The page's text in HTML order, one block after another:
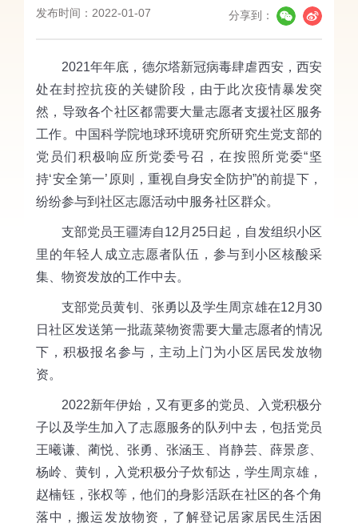
发布时间：2022-01-07 分享到：
2021年年底，德尔塔新冠病毒肆虐西安， 西安
处在封控抗疫的关键阶段，由于此次疫情暴发突
然，导致各个社区都需要大量志愿者支援社区服务
工作。中国科学院地球环境研究所研究生党支部的
党员们积极响应所党委号召，在按照所党委“坚
持‘安全第一’原则，重视自身安全防护”的前提下，
纷纷参与到社区志愿活动中服务社区群众。
支部党员王疆涛自12月25日起，自发组织小区
里的年轻人成立志愿者队伍，参与到小区核酸采
集、物资发放的工作中去。
支部党员黄钊 张勇以及学生周京雄在12月30
日社区发送第一批蔬菜物资需要大量志愿者的情况
下，积极报名参与， 主动 上门 为小区居民发放物
资。
2022新年伊始，又有更多的党员、入党积极分
子以及学生加入了志愿服务的队列中去，包括党员
王曦谦、蔺悦、张勇、张涵玉、肖静芸、薛景彦、
杨岭、黄钊，入党积极分子炊郁达，学生周京雄，
赵楠钰，张权等，他们的身影活跃在社区的各个角
落中，搬运发放物资，了解登记居家居民生活困